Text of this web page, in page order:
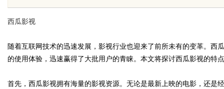
西瓜影视
随着互联网技术的迅速发展，影视行业也迎来了前所未有的变革。西
的使用体验，迅速赢得了大批用户的青睐。本文将探讨西瓜影视的特
首先，西瓜影视拥有海量的影视资源。无论是最新上映的电影，还是